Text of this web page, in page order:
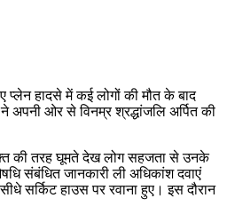
प्लेन हादसे में कई लोगों की मौत के बाद
ओर से विनम्र श्रद्धांजलि अर्पित की
की तरह घूमते देख लोग सहजता से उनके
संबंधित जानकारी ली अधिकांश दवाएं
सर्किट हाउस पर रवाना हुए। इस दौरान